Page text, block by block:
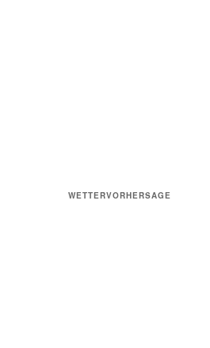
WETTERVORHERSAGE